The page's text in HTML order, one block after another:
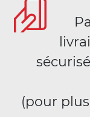
(pour